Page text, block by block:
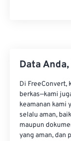
Data
Di FreeConvert,
berkas—kami
keamanan kami
selalu aman,
maupun
yang aman, dan